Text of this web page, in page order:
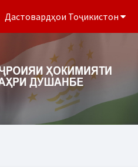
Дастовардҳои Тоҷикистон